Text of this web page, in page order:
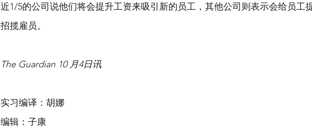
近1/5的公司说他们将会提升工资来吸引新的员工，其他公司则表示会给员工
招揽雇员。
The Guardian 10 月4日讯
实习编译：胡娜
编辑：子康